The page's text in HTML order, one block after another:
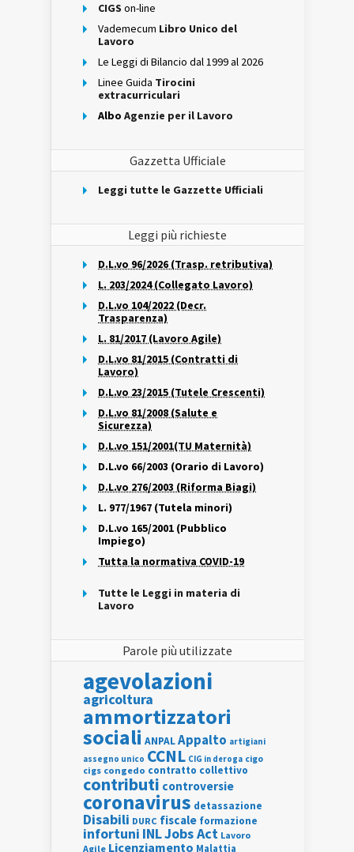
CIGS on-line
Vademecum Libro Unico del
Lavoro
Le Leggi di Bilancio dal 1999 al 2026
Linee Guida Tirocini
extracurriculari
Albo Agenzie per il Lavoro
Gazzetta Ufficiale
Leggi tutte le Gazzette Ufficiali
Leggi più richieste
D.L.vo 96/2026 (Trasp. retributiva)
L. 203/2024 (Collegato Lavoro)
D.L.vo 104/2022 (Decr.
Trasparenza)
L. 81/2017 (Lavoro Agile)
D.L.vo 81/2015 (Contratti di
Lavoro)
D.L.vo 23/2015 (Tutele Crescenti)
D.L.vo 81/2008 (Salute e
Sicurezza)
D.L.vo 151/2001(TU Maternità)
D.L.vo 66/2003 (Orario di Lavoro)
D.L.vo 276/2003 (Riforma Biagi)
L. 977/1967 (Tutela minori)
D.L.vo 165/2001 (Pubblico
Impiego)
Tutta la normativa COVID-19
Tutte le Leggi in materia di
Lavoro
Parole più utilizzate
agevolazioni
agricoltura
ammortizzatori
sociali ANPALAppalto artigiani
assegno unico CCNL CIG in deroga cigo
cigs congedo contratto collettivo
contributi controversie
coronavirus detassazione
Disabili DURC fiscale formazione
infortuni INLJobs Act Lavoro
Agile Licenziamento Malattia